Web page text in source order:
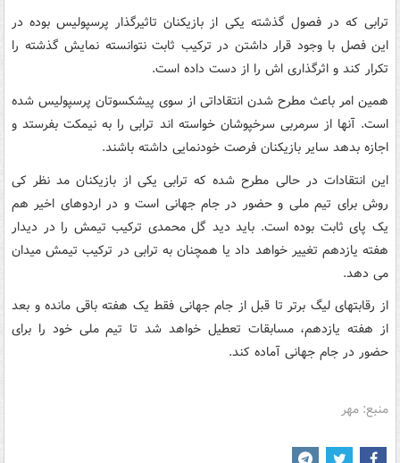
ترابی که در فصول گذشته یکی از بازیکنان تاثیرگذار پرسپولیس بوده در
این فصل با وجود قرار داشتن در ترکیب ثابت نتوانسته نمایش گذشته را
تکرار کند و اثرگذاری اش را از دست داده است.
همین امر باعث مطرح شدن انتقاداتی از سوی پیشکسوتان پرسپولیس شده
است. آنها از سرمربی سرخپوشان خواسته اند ترابی را به نیمکت بفرستد و
اجازه بدهد سایر بازیکنان فرصت خودنمایی داشته باشند.
این انتقادات در حالی مطرح شده که ترابی یکی از بازیکنان مد نظر کی
روش برای تیم ملی و حضور در جام جهانی است و در اردوهای اخیر هم
یک پای ثابت بوده است. باید دید گل محمدی ترکیب تیمش را در دیدار
هفته یازدهم تغییر خواهد داد یا همچنان به ترابی در ترکیب تیمش میدان
می دهد.
از رقابتهای لیگ برتر تا قبل از جام جهانی فقط یک هفته باقی مانده و بعد
از هفته یازدهم، مسابقات تعطیل خواهد شد تا تیم ملی خود را برای
حضور در جام جهانی آماده کند.
منبع: مهر